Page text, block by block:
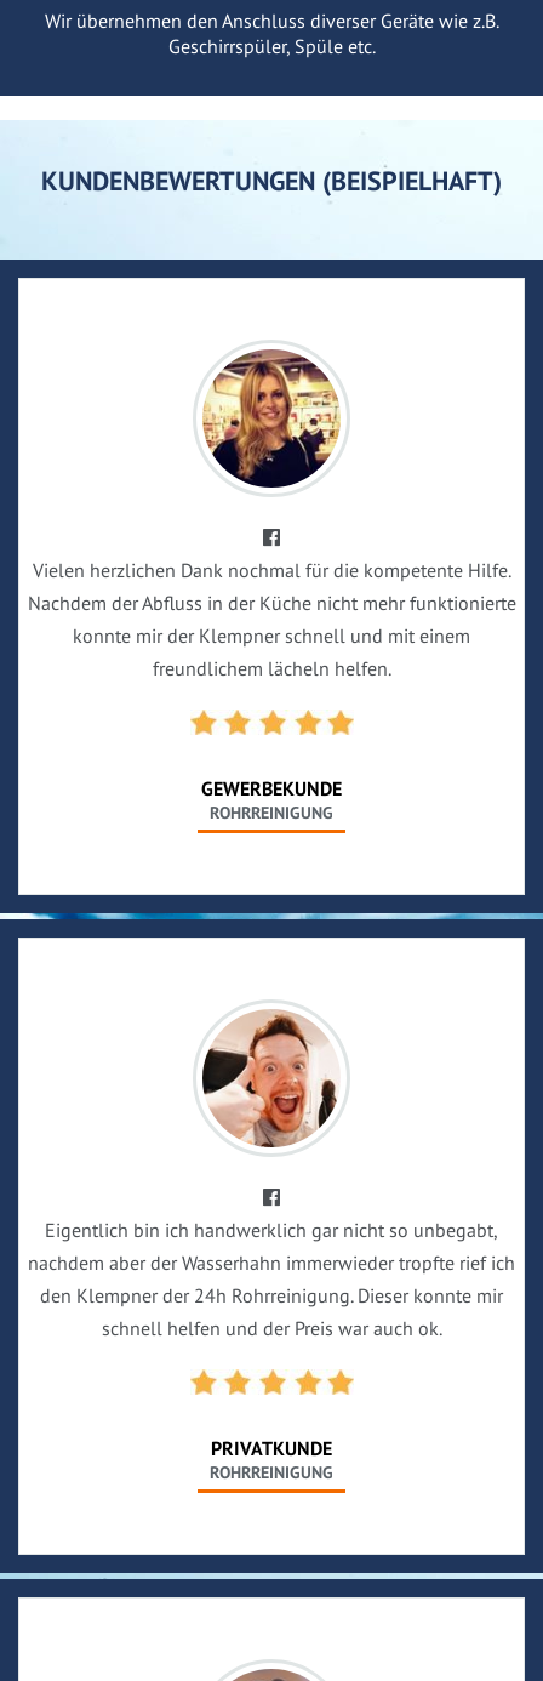
Wir übernehmen den Anschluss diverser Geräte wie z.B.
Geschirrspüler, Spüle etc.
KUNDENBEWERTUNGEN (BEISPIELHAFT)
Vielen herzlichen Dank nochmal für die kompetente Hilfe.
Nachdem der Abfluss in der Küche nicht mehr funktionierte
konnte mir der Klempner schnell und mit einem
freundlichem lächeln helfen.
GEWERBEKUNDE
ROHRREINIGUNG
Eigentlich bin ich handwerklich gar nicht so unbegabt,
nachdem aber der Wasserhahn immerwieder tropfte rief ich
den Klempner der 24h Rohrreinigung. Dieser konnte mir
schnell helfen und der Preis war auch ok.
PRIVATKUNDE
ROHRREINIGUNG